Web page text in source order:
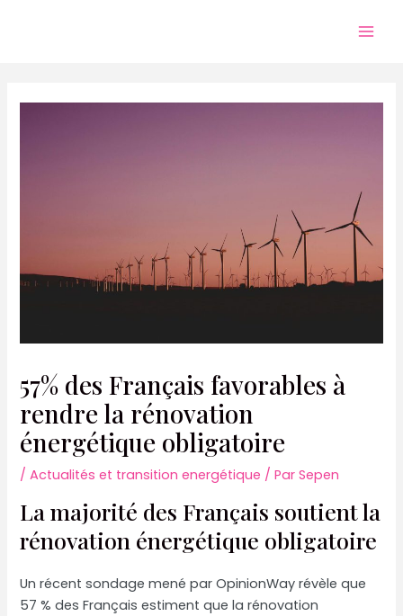
57% des Français favorables à
rendre la rénovation
énergétique obligatoire
/Actualités et transition energétique / ParSepen
La majorité des Français soutient la
rénovation énergétique obligatoire
Un récent sondage mené par OpinionWay révèle que
57 % des Français estiment que la rénovation